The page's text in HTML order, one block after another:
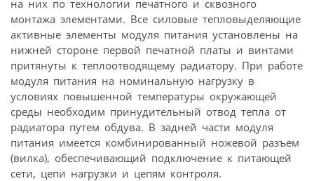
на них по технологии печатного и сквозного
монтажа элементами. Все силовые тепловыделяющие
активные элементы модуля питания установлены на
нижней стороне первой печатной платы и винтами
притянуты к теплоотводящему радиатору. При работе
модуля питания на номинальную нагрузку в
условиях повышенной температуры окружающей
среды необходим принудительный отвод тепла от
радиатора путем обдува. В задней части модуля
питания имеется комбинированный ножевой разъем
(вилка), обеспечивающий подключение к питающей
сети, цепи нагрузки и цепям контроля.